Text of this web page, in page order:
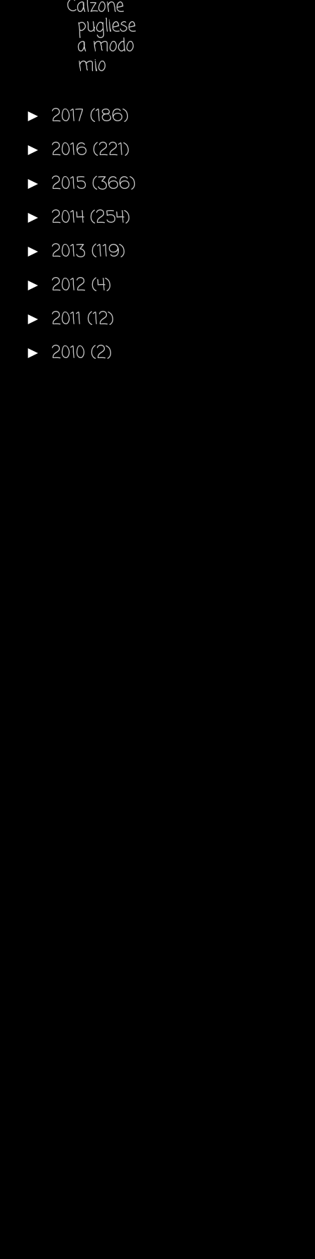
Calzone
pugliese
a modo
mio
► 2017 (186)
► 2016 (221)
► 2015 (366)
► 2014 (254)
► 2013 (119)
► 2012 (4)
► 2011 (12)
► 2010 (2)